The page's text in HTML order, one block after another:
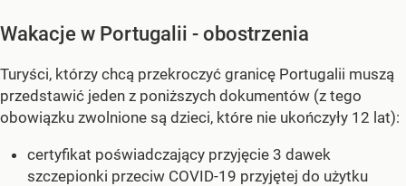
Wakacje w Portugalii - obostrzenia
Turyści, którzy chcą przekroczyć granicę Portugalii muszą
przedstawić jeden z poniższych dokumentów (z tego
obowiązku zwolnione są dzieci, które nie ukończyły 12 lat):
certyfikat poświadczający przyjęcie 3 dawek
szczepionki przeciw COVID-19 przyjętej do użytku